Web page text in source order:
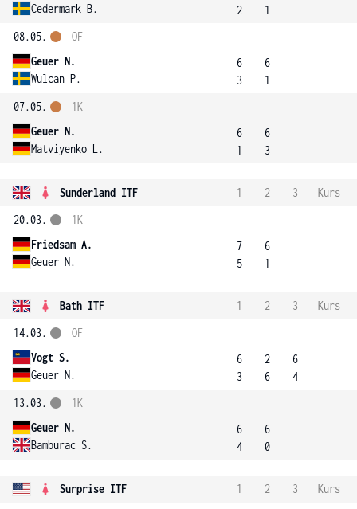
Cedermark B.
2
1
08.05.
Geuer N.
Wulcan P.
OF
6
3
6
1
07.05.
Geuer N.
Matviyenko L.
1K
6
1
6
3
Sunderland ITF 1 2 3
Kurs
20.03.
Friedsam A.
Geuer N.
1K
7
5
6
1
Bath ITF 1 2 3
Kurs
14.03.
Vogt S.
Geuer N.
OF
6
3
2
6
6
4
13.03.
Geuer N.
Bamburac S.
1K
6
4
6
0
Surprise ITF 1 2 3 Kurs